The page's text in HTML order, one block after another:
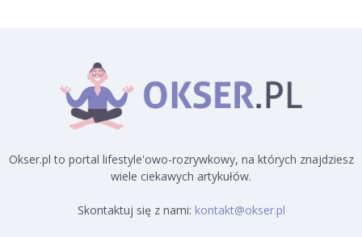
Okser.pl to portal lifestyle'owo-rozrywkowy, na których znajdziesz
wiele ciekawych artykułów.
Skontaktuj się z nami: kontakt@okser.pl